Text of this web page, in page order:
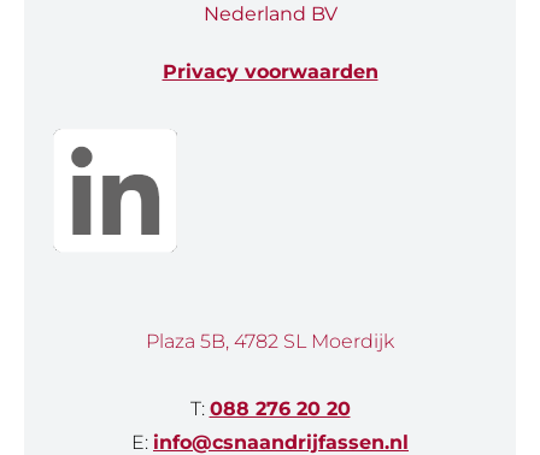
Nederland BV
Privacy voorwaarden
Plaza 5B, 4782 SL Moerdijk
T: 088 276 20 20
E: info@csnaandrijfassen.nl